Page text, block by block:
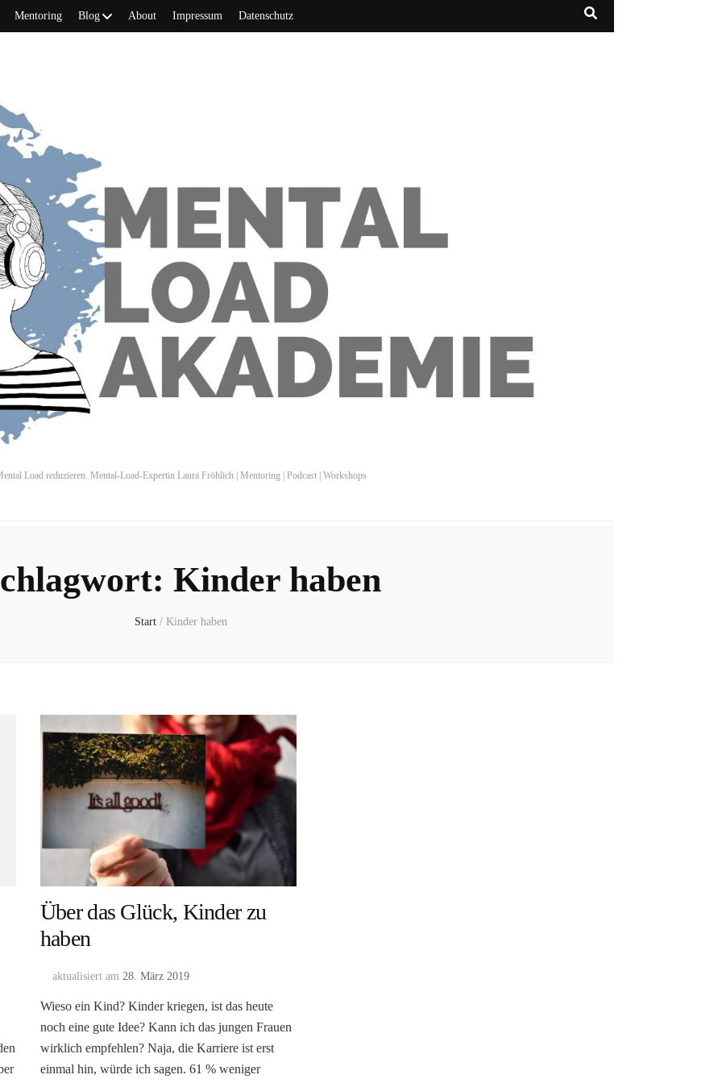
Mentoring Blog About Impressum Datenschutz
Load reduzieren. Mental-Load-Expertin Laura Fröhlich | Mentoring | Podcast | Workshops
Kinder haben
Start / Kinder haben
Über das Glück, Kinder zu
haben
aktualisiert am 28. März 2019
Wieso ein Kind? Kinder kriegen, ist das heute
noch eine gute Idee? Kann ich das jungen Frauen
wirklich empfehlen? Naja, die Karriere ist erst
einmal hin, würde ich sagen. 61 % weniger